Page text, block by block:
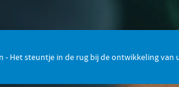
- Het steuntje in de rug bij de ontwikkeling van